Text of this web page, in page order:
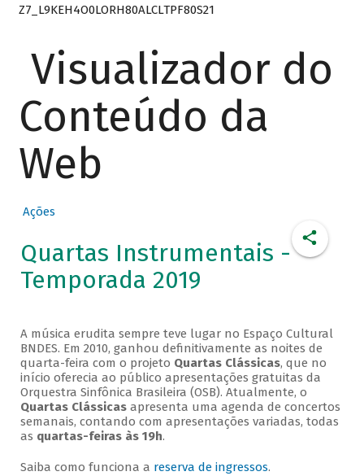
Z7_L9KEH4O0LORH80ALCLTPF80S21
Visualizador do
Conteúdo da
Web
Ações
Quartas Instrumentais -
Temporada 2019
A música erudita sempre teve lugar no Espaço Cultural
BNDES. Em 2010, ganhou definitivamente as noites de
quarta-feira com o projeto Quartas Clássicas, que no
início oferecia ao público apresentações gratuitas da
Orquestra Sinfônica Brasileira (OSB). Atualmente, o
Quartas Clássicasapresenta uma agenda de concertos
semanais, contando com apresentações variadas, todas
as quartas-feiras às 19h.
Saiba como funciona a reserva de ingressos.